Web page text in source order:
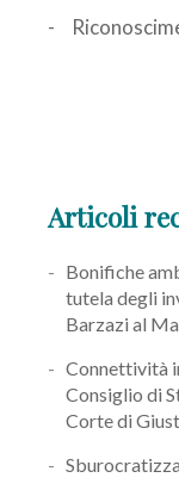
Articoli
Bonifiche
tutela degli
Barzazi al
Connettività
Consiglio di
Corte di